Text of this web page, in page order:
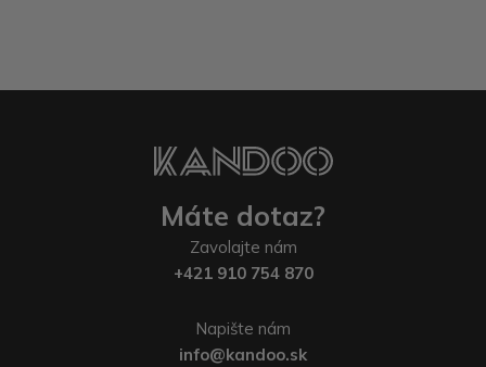
Máte dotaz?
Zavolajte nám
+421 910 754 870
Napište nám
info@kandoo.sk